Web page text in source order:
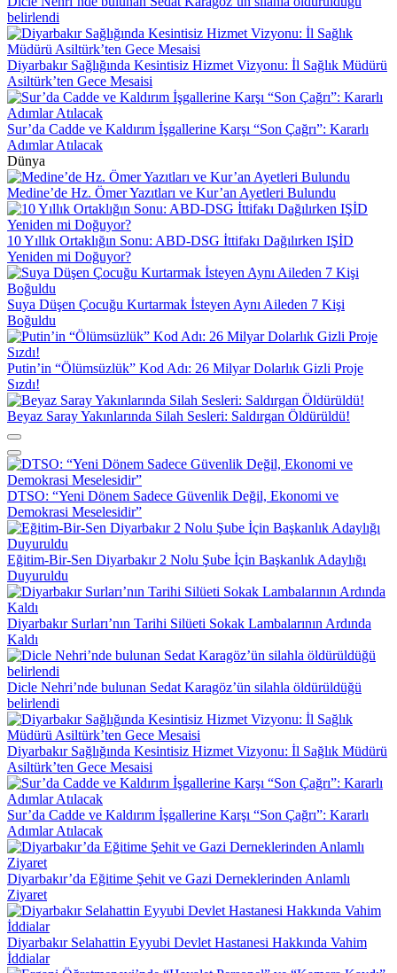
Suya Düşen Çocuğu Kurtarmak İsteyen Aynı Aileden 7 Kişi
Boğuldu
Putin’in “Ölümsüzlük” Kod Adı: 26 Milyar Dolarlık Gizli Proje
Sızdı!
Beyaz Saray Yakınlarında Silah Sesleri: Saldırgan Öldürüldü!
DTSO: “Yeni Dönem Sadece Güvenlik Değil, Ekonomi ve
Demokrasi Meselesidir”
Eğitim-Bir-Sen Diyarbakır 2 Nolu Şube İçin Başkanlık Adaylığı
Duyuruldu
Diyarbakır Surları’nın Tarihi Silüeti Sokak Lambalarının Ardında
Kaldı
Dicle Nehri’nde bulunan Sedat Karagöz’ün silahla öldürüldüğü
belirlendi
Diyarbakır Sağlığında Kesintisiz Hizmet Vizyonu: İl Sağlık Müdürü
Asiltürk’ten Gece Mesaisi
Sur’da Cadde ve Kaldırım İşgallerine Karşı “Son Çağrı”: Kararlı
Adımlar Atılacak
Diyarbakır’da Eğitime Şehit ve Gazi Derneklerinden Anlamlı
Ziyaret
Diyarbakır Selahattin Eyyubi Devlet Hastanesi Hakkında Vahim
İddialar
Ergani Öğretmenevi’nde “Hayalet Personel” ve “Kamera Kaydı”
İddiaları Çalkalanıyor!
Hüseyin Beyoğlu’nun da Yargılandığı Davada Karar Açıklandı
Yazarlar
Barışı Konuşmanın Vakti Geldi
KAPANDI, DOSYA KAPANMADI
KAHRAMANLIK CEPHEDE YAZILDI, VEFA
GÜVENPARK’TA SINANIYOR
Riya Îpekê Amed
KARLOFÇA’DA KAYBIN MÜKÂFATI: SAMUR KÜRK,